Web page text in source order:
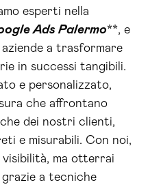
esperti nella
Ads Palermo**, e
a trasformare
in successi tangibili.
e personalizzato,
che affrontano
dei nostri clienti,
e misurabili. Con noi,
visibilità, ma otterrai
a tecniche